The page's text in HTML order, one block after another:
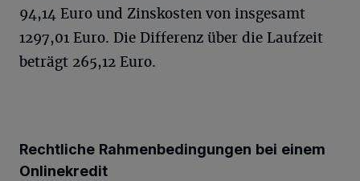
94,14 Euro und Zinskosten von insgesamt
1297,01 Euro. Die Differenz über die Laufzeit
beträgt 265,12 Euro.
Rechtliche Rahmenbedingungen bei einem
Onlinekredit